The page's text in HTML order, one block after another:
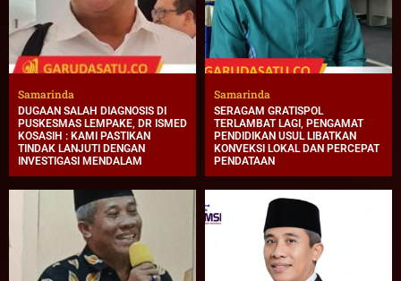
Samarinda
DUGAAN SALAH DIAGNOSIS DI
PUSKESMAS LEMPAKE, DR ISMED
KOSASIH : KAMI PASTIKAN
TINDAK LANJUTI DENGAN
INVESTIGASI MENDALAM
Samarinda
SERAGAM GRATISPOL
TERLAMBAT LAGI, PENGAMAT
PENDIDIKAN USUL LIBATKAN
KONVEKSI LOKAL DAN PERCEPAT
PENDATAAN